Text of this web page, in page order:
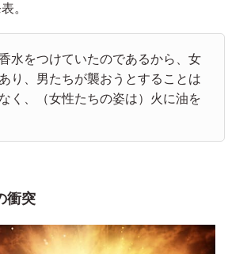
。
水をつけていたのであるから、女
り、男たちが襲おうとすることは
く、（女性たちの姿は）火に油を
衝突